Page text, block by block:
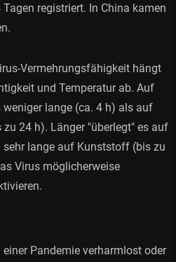
registriert. In China kamen
Vermehrungsfähigkeit hängt
und Temperatur ab. Auf
lange (ca. 4 h) als auf
24 h). Länger "überlegt" es auf
lange auf Kunststoff (bis zu
Virus möglicherweise
Pandemie verharmlost oder